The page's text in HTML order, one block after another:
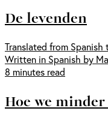
De levenden
Translated from
Written in Spanish by
8 minutes read
Hoe we